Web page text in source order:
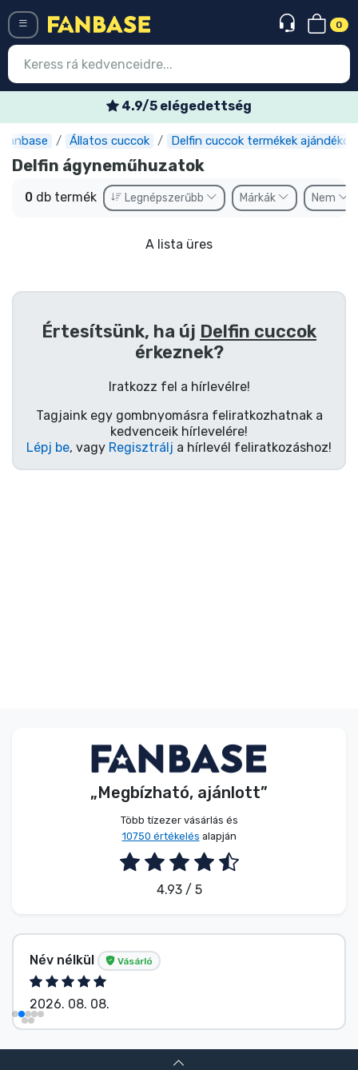
0
4.9/5 elégedettség
Fanbase Állatos cuccok Delfin cuccok termékek ajándékok
Delfin ágyneműhuzatok
0 db termék Legnépszerűbb Márkák Nem
A lista üres
Értesítsünk, ha új Delfin cuccok
érkeznek?
Iratkozz fel a hírlevélre!
Tagjaink egy gombnyomásra feliratkozhatnak a
kedvenceik hírlevelére!
Lépj be, vagy Regisztrálj a hírlevél feliratkozáshoz!
„Megbízható, ajánlott”
Több tízezer vásárlás és
10750 értékelés alapján
4.93 / 5
Név nélkül Vásárló
2026. 08. 08.
Belépés Regisztráció
Legújabb cuccok
Előrendelhető cuccok
Outlet cuccok
Ajándékkártya
Szállítás és fizetés
Sorozatos cuccok
Terméktípusok